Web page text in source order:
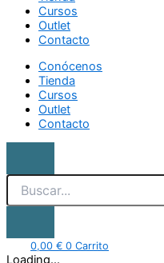
Cursos
Outlet
Contacto
Conócenos
Tienda
Cursos
Outlet
Contacto
0,00 € 0 Carrito